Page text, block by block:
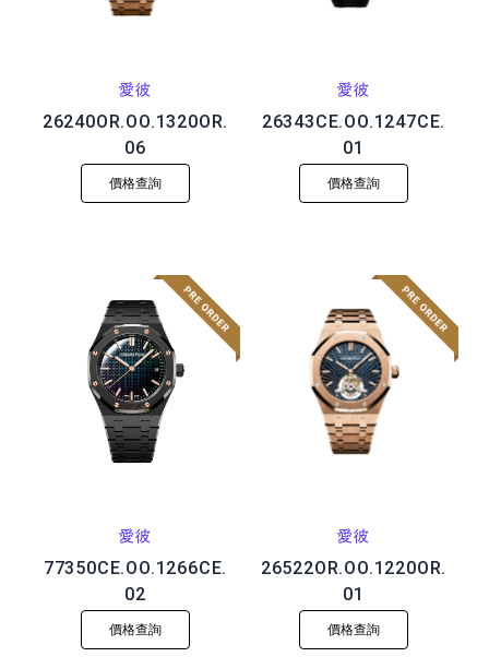
愛彼
26240OR.OO.1320OR.
06
價格查詢
愛彼
26343CE.OO.1247CE.
01
價格查詢
愛彼
77350CE.OO.1266CE.
02
價格查詢
愛彼
26522OR.OO.1220OR.
01
價格查詢